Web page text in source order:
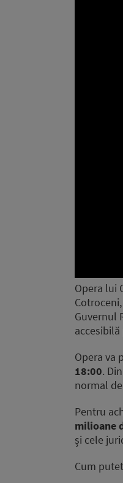
Opera lui
Guvernul
Opera va
18:00.
normal
Pentru
milioane
și cele
Cum